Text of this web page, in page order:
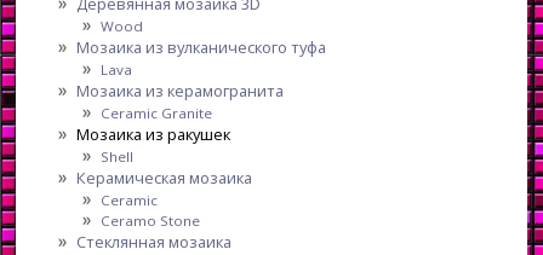
Wood
Мозаика из вулканического туфа
Lava
Мозаика из керамогранита
Ceramic Granite
Мозаика из ракушек
Shell
Керамическая мозаика
Ceramic
Ceramo Stone
Стеклянная мозаика